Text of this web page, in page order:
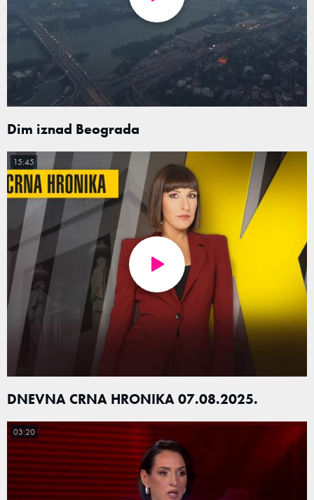
Dim iznad Beograda
DNEVNA CRNA HRONIKA 07.08.2025.
15:45
03:20